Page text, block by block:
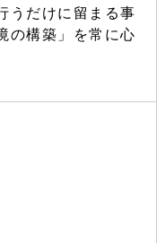
うだけに留まる事
の構築」を常に心